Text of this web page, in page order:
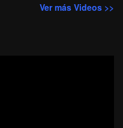
Ver más Videos >>